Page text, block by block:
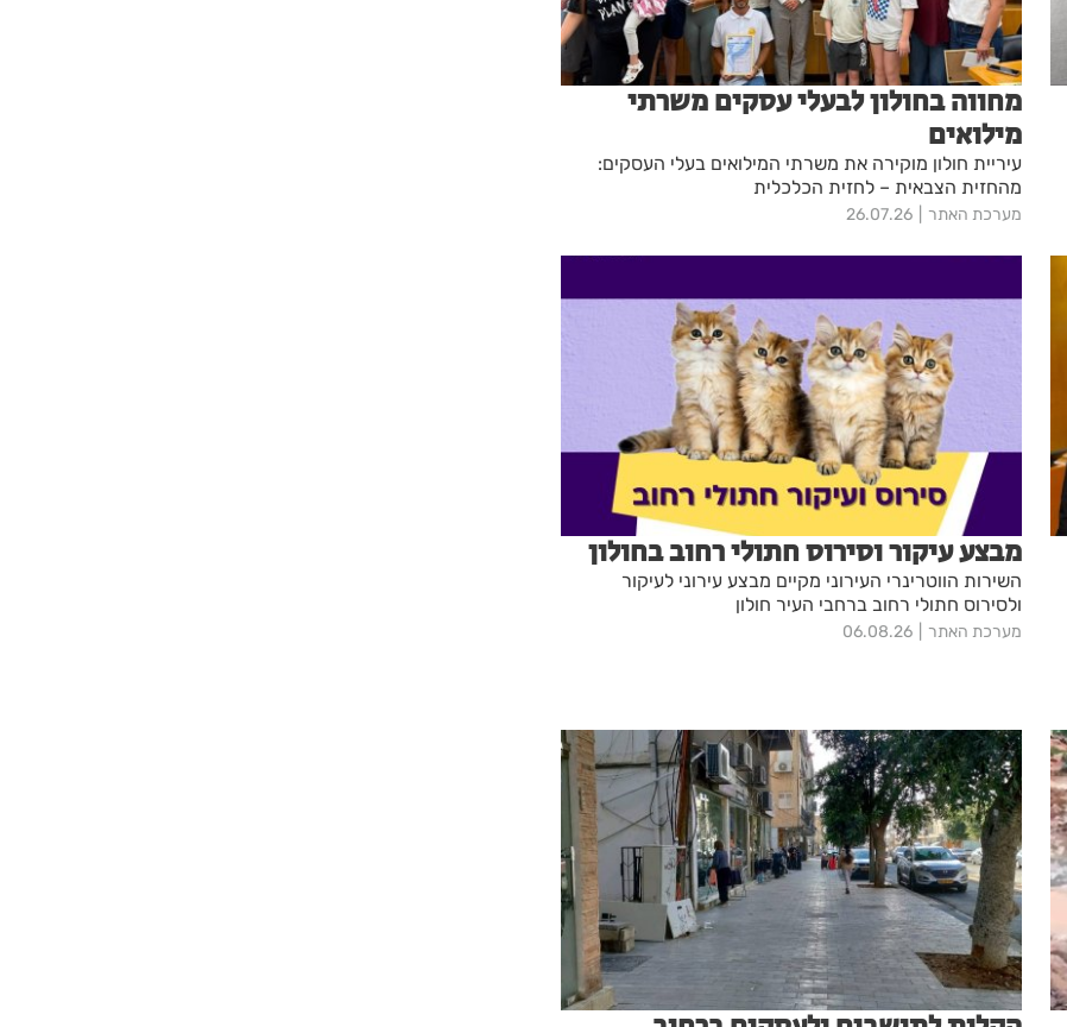
מחווה בחולון לבעלי עסקים משרתי
מילואים
עיריית חולון מוקירה את משרתי המילואים בעלי העסקים:
מהחזית הצבאית – לחזית הכלכלית
מערכת האתר 26.07.26
מבצע עיקור וסירוס חתולי רחוב בחולון
השירות הווטרינרי העירוני מקיים מבצע עירוני לעיקור
ולסירוס חתולי רחוב ברחבי העיר חולון
מערכת האתר 06.08.26